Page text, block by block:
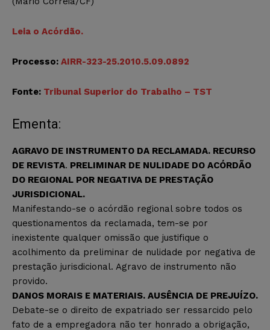
Leia o Acórdão.
Processo: AIRR-323-25.2010.5.09.0892
Fonte: Tribunal Superior do Trabalho – TST
Ementa:
AGRAVO DE INSTRUMENTO DA RECLAMADA. RECURSO
DE REVISTA. PRELIMINAR DE NULIDADE DO ACÓRDÃO
DO REGIONAL POR NEGATIVA DE PRESTAÇÃO
JURISDICIONAL.
Manifestando-se o acórdão regional sobre todos os
questionamentos da reclamada, tem-se por
inexistente qualquer omissão que justifique o
acolhimento da preliminar de nulidade por negativa de
prestação jurisdicional. Agravo de instrumento não
provido.
DANOS MORAIS E MATERIAIS. AUSÊNCIA DE PREJUÍZO.
Debate-se o direito de expatriado ser ressarcido pelo
fato de a empregadora não ter honrado a obrigação,